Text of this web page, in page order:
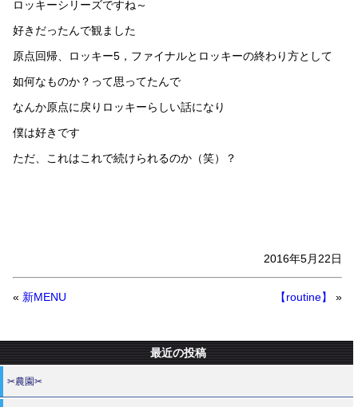
ロッキーシリーズですね～
好きだったんで観ました
原点回帰、ロッキー5，ファイナルとロッキーの終わり方として
如何なものか？って思ってたんで
なんか原点に戻りロッキーらしい話になり
僕は好きです
ただ、これはこれで続けられるのか（笑）？
2016年5月22日
« 新MENU 【routine】 »
最近の投稿
✂農園✂